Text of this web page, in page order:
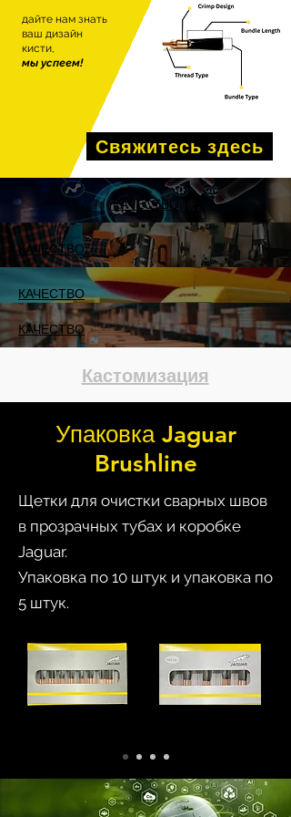
дайте нам знать
ваш дизайн
кисти,
мы успеем!
Свяжитесь здесь
КАЧЕСТВО
КАЧЕСТВО
КАЧЕСТВО
КАЧЕСТВО
Кастомизация
Упаковка Jaguar
Brushline
Щетки для очистки сварных швов
в прозрачных тубах и коробке
Jaguar.
Упаковка по 10 штук и упаковка по
5 штук.